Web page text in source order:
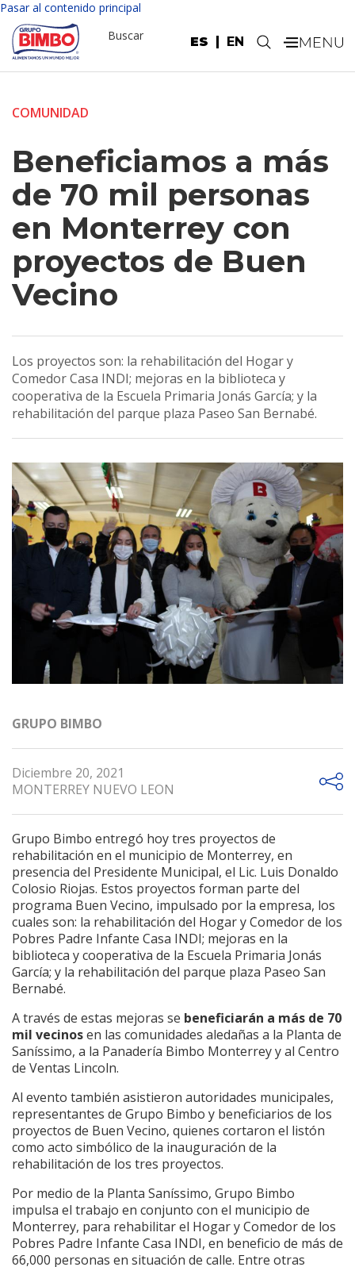
Pasar al contenido principal
ES EN
Buscar .
COMUNIDAD
Beneficiamos a más
de 70 mil personas
en Monterrey con
proyectos de Buen
Vecino
Los proyectos son: la rehabilitación del Hogar y
Comedor Casa INDI; mejoras en la biblioteca y
cooperativa de la Escuela Primaria Jonás García; y la
rehabilitación del parque plaza Paseo San Bernabé.
GRUPO BIMBO
Diciembre 20, 2021
MONTERREY NUEVO LEON
Grupo Bimbo entregó hoy tres proyectos de
rehabilitación en el municipio de Monterrey, en
presencia del Presidente Municipal, el Lic. Luis Donaldo
Colosio Riojas. Estos proyectos forman parte del
programa Buen Vecino, impulsado por la empresa, los
cuales son: la rehabilitación del Hogar y Comedor de los
Pobres Padre Infante Casa INDI; mejoras en la
biblioteca y cooperativa de la Escuela Primaria Jonás
García; y la rehabilitación del parque plaza Paseo San
Bernabé.
A través de estas mejoras se beneficiarán a más de 70
mil vecinosen las comunidades aledañas a la Planta de
Saníssimo, a la Panadería Bimbo Monterrey y al Centro
de Ventas Lincoln.
Al evento también asistieron autoridades municipales,
representantes de Grupo Bimbo y beneficiarios de los
proyectos de Buen Vecino, quienes cortaron el listón
como acto simbólico de la inauguración de la
rehabilitación de los tres proyectos.
Por medio de la Planta Saníssimo, Grupo Bimbo
impulsa el trabajo en conjunto con el municipio de
Monterrey, para rehabilitar el Hogar y Comedor de los
Pobres Padre Infante Casa INDI, en beneficio de más de
66,000 personas en situación de calle. Entre otras